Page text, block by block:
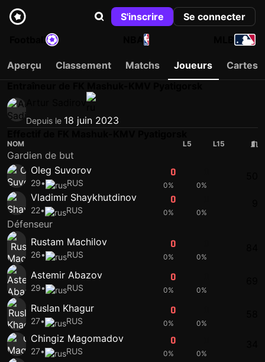
S'inscrire
Se connecter
NBA
Aperçu Classement Matchs Joueurs
Cartes
Depuis le 18 juin 2023
NOM L5 L15
Gardien de but
Oleg Suvorov
29• RUS
0
0% 0%
Vladimir Shaykhutdinov
22• RUS
0
0% 0%
Défenseur
Rustam Machilov
26• RUS
0
0% 0%
Astemir Abazov
29• RUS
0
0% 0%
Ruslan Khagur
27• RUS
0
0% 0%
Chingiz Magomadov
27• RUS
0
0% 0%